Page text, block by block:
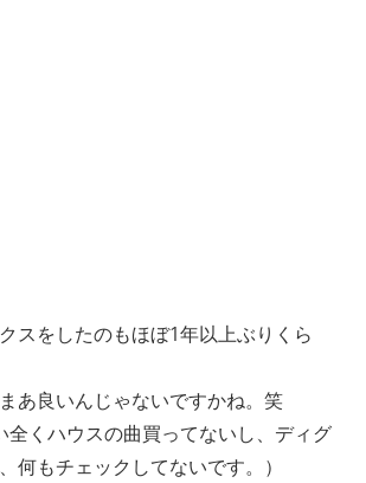
スをしたのもほぼ1年以上ぶりくら
あ良いんじゃないですかね。笑
全くハウスの曲買ってないし、ディグ
何もチェックしてないです。）